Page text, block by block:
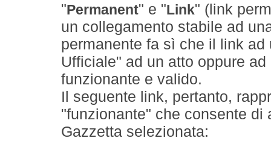
" Permanent" e " Link" (link
un collegamento stabile ad
permanente fa sì che il link
Ufficiale" ad un atto oppure
funzionante e valido.
Il seguente link, pertanto,
"funzionante" che consente
Gazzetta selezionata: